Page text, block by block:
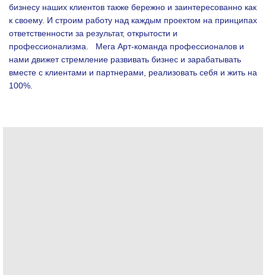
бизнесу наших клиентов также бережно и заинтересованно как
к своему. И строим работу над каждым проектом на принципах
ответственности за результат, открытости и
профессионализма. Мега Арт-команда профессионалов и
нами движет стремление развивать бизнес и зарабатывать
вместе с клиентами и партнерами, реализовать себя и жить на
100%.